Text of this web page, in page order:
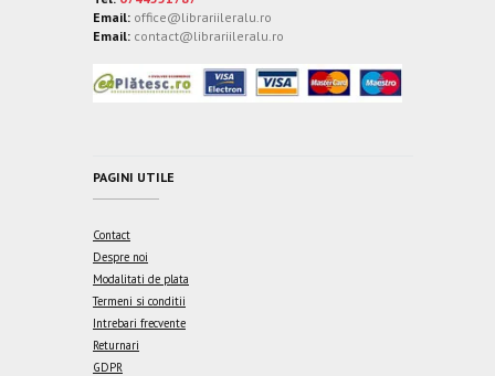
Email: office@librariileralu.ro
Email: contact@librariileralu.ro
PAGINI UTILE
Contact
Despre noi
Modalitati de plata
Termeni si conditii
Intrebari frecvente
Returnari
GDPR